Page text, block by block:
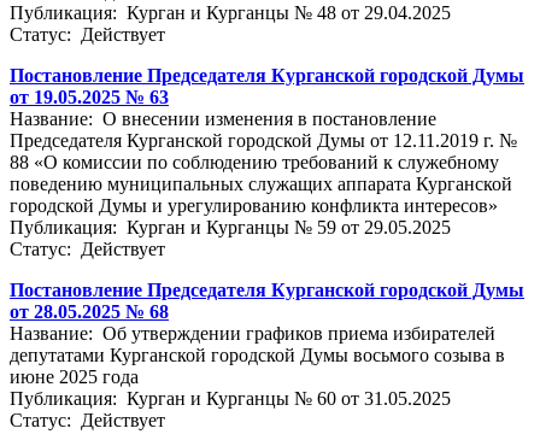
Публикация: Курган и Курганцы № 48 от 29.04.2025
Статус: Действует
Постановление Председателя Курганской городской Думы
от 19.05.2025 № 63
Название: О внесении изменения в постановление
Председателя Курганской городской Думы от 12.11.2019 г. №
88 «О комиссии по соблюдению требований к служебному
поведению муниципальных служащих аппарата Курганской
городской Думы и урегулированию конфликта интересов»
Публикация: Курган и Курганцы № 59 от 29.05.2025
Статус: Действует
Постановление Председателя Курганской городской Думы
от 28.05.2025 № 68
Название: Об утверждении графиков приема избирателей
депутатами Курганской городской Думы восьмого созыва в
июне 2025 года
Публикация: Курган и Курганцы № 60 от 31.05.2025
Статус: Действует